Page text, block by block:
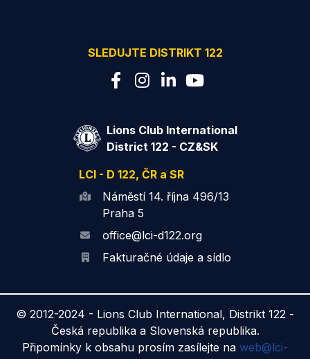
SLEDUJTE DISTRIKT 122
Lions Club International
District 122 - CZ&SK
LCI - D 122, ČR a SR
Náměstí 14. října 496/13
Praha 5
office@lci-d122.org
Fakturačné údaje a sídlo
© 2012-2024 - Lions Club International, Distrikt 122 -
Česká republika a Slovenská republika.
Připomínky k obsahu prosím zasílejte na web@lci-